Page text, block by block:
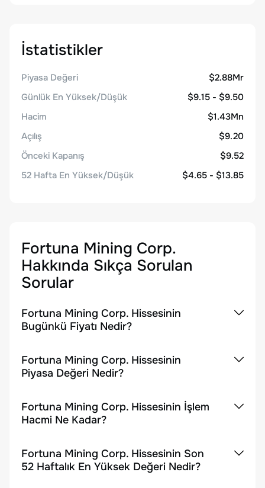
İstatistikler
Piyasa Değeri
$2.88Mr
Günlük En Yüksek/Düşük
$9.15 - $9.50
Hacim
$1.43Mn
Açılış
$9.20
Önceki Kapanış
$9.52
52 Hafta En Yüksek/Düşük
$4.65 - $13.85
Fortuna Mining Corp.
Hakkında Sıkça Sorulan
Sorular
Fortuna Mining Corp. Hissesinin
Bugünkü Fiyatı Nedir?
Fortuna Mining Corp. Hissesinin
Piyasa Değeri Nedir?
Fortuna Mining Corp. Hissesinin İşlem
Hacmi Ne Kadar?
Fortuna Mining Corp. Hissesinin Son
52 Haftalık En Yüksek Değeri Nedir?